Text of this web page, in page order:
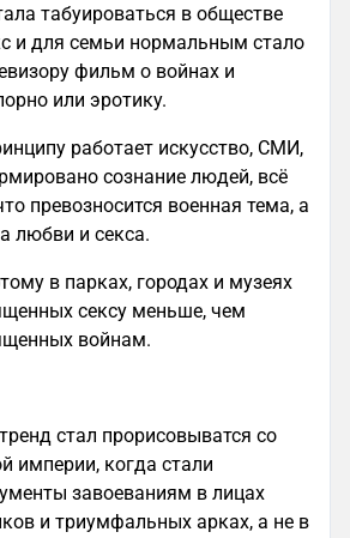
табуироваться в обществе
и для семьи нормальным стало
фильм о войнах и
или эротику.
работает искусство, СМИ,
сознание людей, всё
превозносится военная тема, а
любви и секса.
в парках, городах и музеях
сексу меньше, чем
войнам.
стал прорисовыватся со
империи, когда стали
завоеваниям в лицах
и триумфальных арках, а не в